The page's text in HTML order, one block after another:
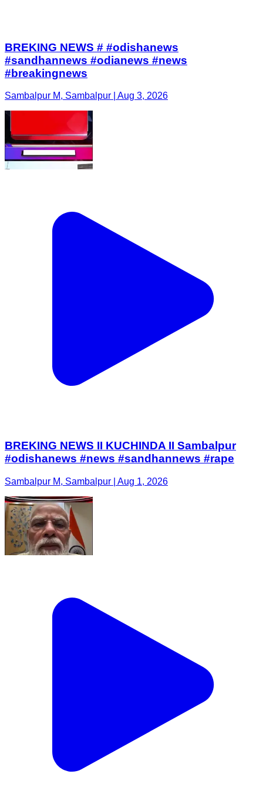
BREKING NEWS # #odishanews
#sandhannews #odianews #news
#breakingnews
Sambalpur M, Sambalpur | Aug 3, 2026
BREKING NEWS II KUCHINDA II Sambalpur
#odishanews #news #sandhannews #rape
Sambalpur M, Sambalpur | Aug 1, 2026